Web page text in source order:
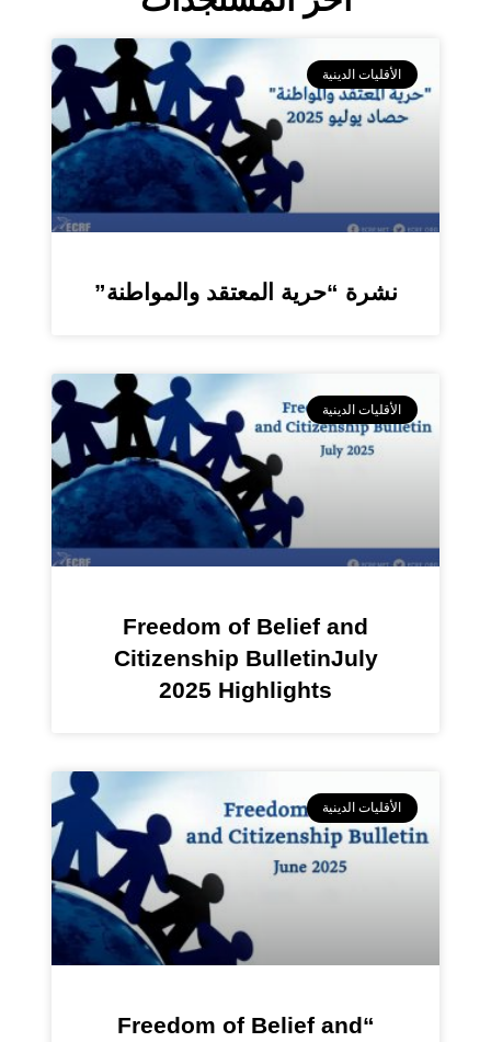
الأقليات الدينية
نشرة “حرية المعتقد والمواطنة”
الأقليات الدينية
Freedom of Belief and
Citizenship BulletinJuly
2025 Highlights
الأقليات الدينية
“Freedom of Belief and